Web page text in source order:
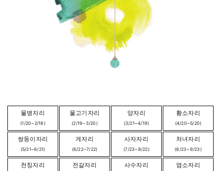
물병자리
(1/20~2/18)
물고기자리
(2/19~3/20)
양자리
(3/21~4/19)
황소자리
(4/20~5/20)
쌍둥이자리
(5/21~6/21)
게자리
(6/22~7/22)
사자자리
(7/23~8/22)
처녀자리
(8/23~9/23)
천칭자리 전갈자리 사수자리 염소자리